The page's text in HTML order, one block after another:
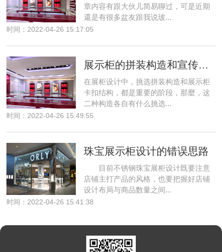
章内容有跟大伙儿简易聊过，可是近期
還是有很多盆友跟我说玻...
时间：2022-04-26 15:17:05
展示柜的拼装构造和宣传栏卡扣结构分别有哪些？
在展柜设计中，挑选拼装构造和展示柜
卡扣结构，都是重要的阶段，那麼，这
二种构造各自有什么挑选...
时间：2022-04-26 15:49:55
珠宝展示柜设计的错误思路
目前不锈钢珠宝展柜设计既要注意
店铺主打产品的风格，也要把握好店铺
设计布局与商品数量之间...
时间：2022-04-26 15:41:38